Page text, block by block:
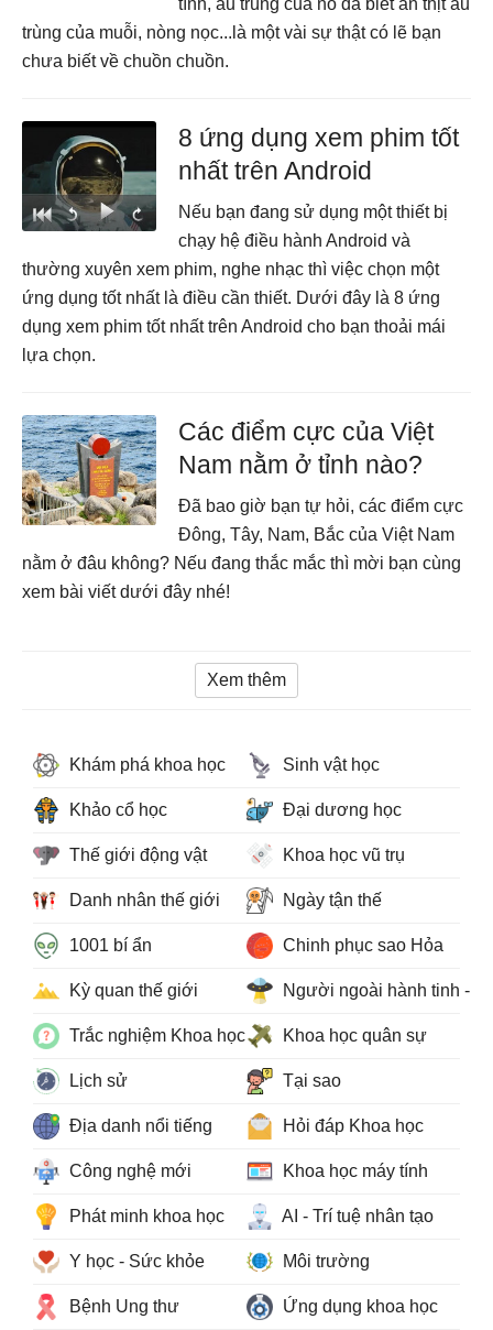
tình, ấu trùng của nó đã biết ăn thịt ấu
trùng của muỗi, nòng nọc...là một vài sự thật có lẽ bạn
chưa biết về chuồn chuồn.
8 ứng dụng xem phim tốt
nhất trên Android
Nếu bạn đang sử dụng một thiết bị
chạy hệ điều hành Android và
thường xuyên xem phim, nghe nhạc thì việc chọn một
ứng dụng tốt nhất là điều cần thiết. Dưới đây là 8 ứng
dụng xem phim tốt nhất trên Android cho bạn thoải mái
lựa chọn.
Các điểm cực của Việt
Nam nằm ở tỉnh nào?
Đã bao giờ bạn tự hỏi, các điểm cực
Đông, Tây, Nam, Bắc của Việt Nam
nằm ở đâu không? Nếu đang thắc mắc thì mời bạn cùng
xem bài viết dưới đây nhé!
Xem thêm
Khám phá khoa học Sinh vật học
Khảo cổ học Đại dương học
Thế giới động vật Khoa học vũ trụ
Danh nhân thế giới Ngày tận thế
1001 bí ẩn Chinh phục sao Hỏa
Kỳ quan thế giới Người ngoài hành tinh -
Trắc nghiệm Khoa học Khoa học quân sự
Lịch sử Tại sao
Địa danh nổi tiếng Hỏi đáp Khoa học
Công nghệ mới Khoa học máy tính
Phát minh khoa học AI - Trí tuệ nhân tạo
Y học - Sức khỏe Môi trường
Bệnh Ung thư Ứng dụng khoa học